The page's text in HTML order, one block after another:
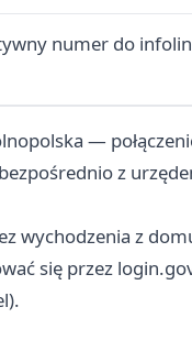
numer do
—
z
wychodzenia z
się przez